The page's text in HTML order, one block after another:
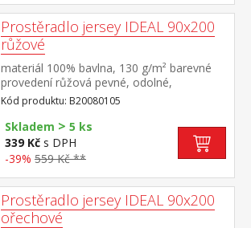
Prostěradlo jersey IDEAL 90x200
růžové
materiál 100% bavlna, 130 g/m² barevné
provedení růžová pevné, odolné,
stálobarevné, obšito gumou pro matrace
do výšky 25 cm pratelné do 60 °C
Kód produktu: B20080105
Skladem > 5 ks
339 Kč s DPH
-39% 559 Kč **
Prostěradlo jersey IDEAL 90x200
ořechové